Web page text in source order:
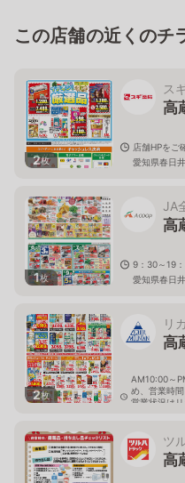
この店舗の近くのチ
2枚
ス
高
店舗HPをご
愛知県春日
1枚
JA
高
9：30～19
愛知県春日
2枚
リ
高
AM10:00～
め、営業時
営業状況は
ツ
高